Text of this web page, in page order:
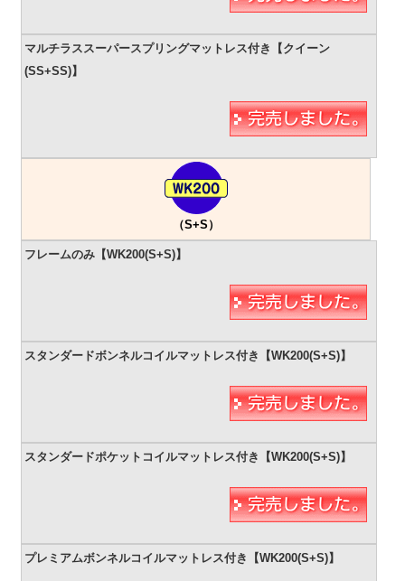
（S+S）